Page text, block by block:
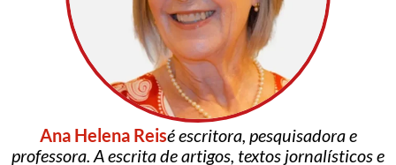
Ana Helena Reisé escritora, pesquisadora e
professora. A escrita de artigos, textos jornalísticos e